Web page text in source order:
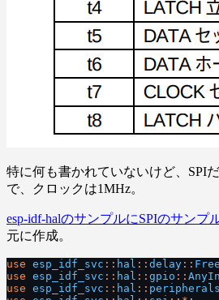
特に何も書かれていないけど、SPI
で、クロックは1MHz。
esp-idf-halのサンプルにSPIのサンプ
元に作成。
use esp_idf_svc :: hal :: delay ::
use esp_idf_svc :: hal :: gpio ::
use esp_idf_svc :: hal :: peripherals